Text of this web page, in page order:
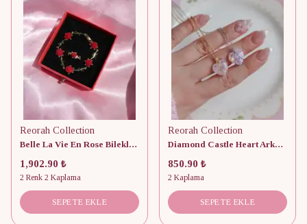
Reorah Collection
Belle La Vie En Rose Bileklik-Yüzük Set
1,902.90 ₺
2 Renk 2 Kaplama
SEPETE EKLE
Reorah Collection
Diamond Castle Heart Arkadaşlık Kolye
850.90 ₺
2 Kaplama
SEPETE EKLE